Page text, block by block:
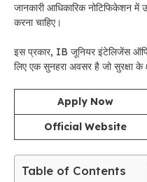
जानकारी आधिकारिक नोटिफिकेशन
करना चाहिए।
इस प्रकार, IB जूनियर इंटेलिजेंस
लिए एक सुनहरा अवसर है जो सुरक्षा के
Apply Now
Official Website
Table of Contents